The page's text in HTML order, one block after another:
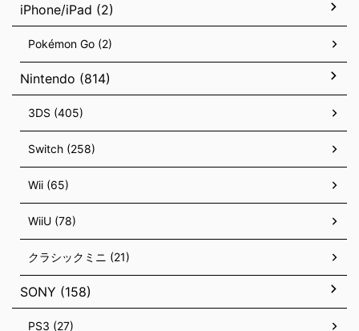
iPhone/iPad (2)
Pokémon Go (2)
Nintendo (814)
3DS (405)
Switch (258)
Wii (65)
WiiU (78)
クラシックミニ (21)
SONY (158)
PS3 (27)